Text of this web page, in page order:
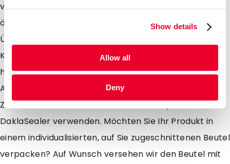
Show details
Allow all
Deny
versehen, so dass Sie die Verpackung mehrere Male
öffnen und wieder verschließen können. Der
Überstand über dem Druckverschluss eignet sich in
Kombination mit der vorhandenen Einreißkerbe
hervorragend um durch das Versiegeln nach der
Abfüllung einen Originalitätsverschluss herzustellen.
Zum Verschweißen können Sie zum Beispiel unseren
DaklaSealer verwenden. Möchten Sie Ihr Produkt in
einem individualisierten, auf Sie zugeschnittenen Beutel
verpacken? Auf Wunsch versehen wir den Beutel mit